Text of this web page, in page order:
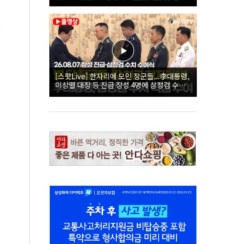
[스팟Live] 한자리에 모인 장군들...李대통령,
이상렬 대장 등 진급 장성 4명에 삼정검 수치
직접 수여｜26.08.07 장성 진급·삼정검 수치